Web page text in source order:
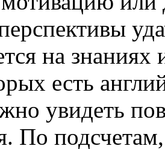
на знаниях
есть
увидеть
По